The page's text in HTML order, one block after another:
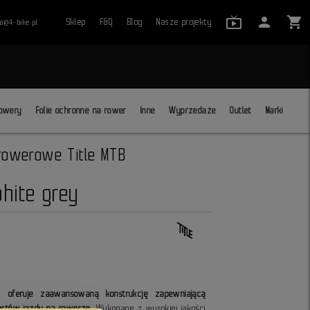
bike.pl Sklep F&Q Blog Nasze projekty live_tv_24
person shopping_cart
Folie ochronne na rower Inne Wyprzedaże Outlet Marki
Title MTB
grey
oferuje zaawansowaną konstrukcję zapewniającą
jazdy na rowerze. Wykonane z wysokiej jakości